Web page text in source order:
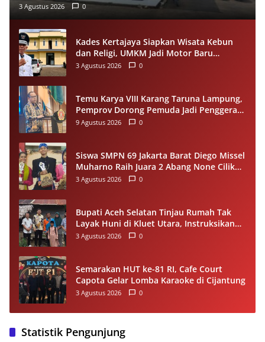
3 Agustus 2026 0
Kades Kertajaya Siapkan Wisata Kebun
dan Religi, UMKM Jadi Motor Baru
Ekonomi Desa
3 Agustus 2026 0
Temu Karya VIII Karang Taruna Lampung,
Pemprov Dorong Pemuda Jadi Penggerak
Ekonomi Desa
9 Agustus 2026 0
Siswa SMPN 69 Jakarta Barat Diego Missel
Muharno Raih Juara 2 Abang None Cilik
dan Remaja Kencur 2026
3 Agustus 2026 0
Bupati Aceh Selatan Tinjau Rumah Tak
Layak Huni di Kluet Utara, Instruksikan
Masuk Program Bantuan Rumah 2027
3 Agustus 2026 0
Semarakan HUT ke-81 RI, Cafe Court
Capota Gelar Lomba Karaoke di Cijantung
3 Agustus 2026 0
Statistik Pengunjung